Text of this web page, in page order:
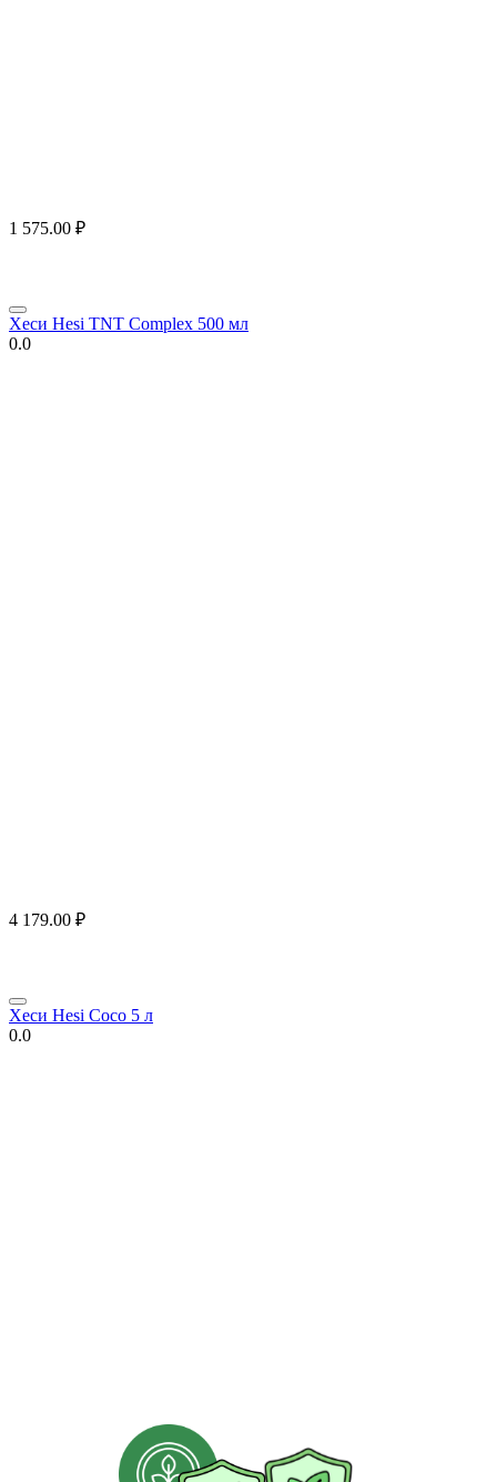
1 575.00 ₽
Хеси Hesi TNT Complex 500 мл
0.0
4 179.00 ₽
Хеси Hesi Coco 5 л
0.0